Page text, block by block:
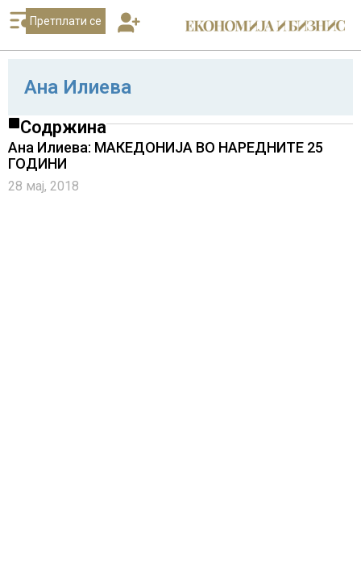
Претплати се
Ана Илиева
Содржина
Ана Илиева: МАКЕДОНИЈА ВО НАРЕДНИТЕ 25
ГОДИНИ
28 мај, 2018